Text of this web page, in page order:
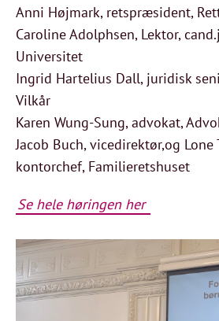
Anni Højmark, retspræsident,
Caroline Adolphsen, Lektor,
Universitet
Ingrid Hartelius Dall, juridisk
Vilkår
Karen Wung-Sung, advokat,
Jacob Buch, vicedirektør,og Lone
kontorchef, Familieretshuset
Se hele høringen her